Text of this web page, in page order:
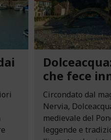
che fece
Circondato dal
Nervia,
medievale del
leggende e